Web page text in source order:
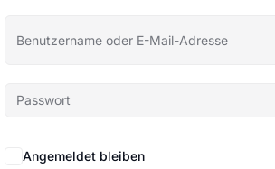
Angemeldet bleiben